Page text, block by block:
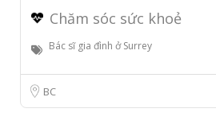
Chăm sóc sức khoẻ
Bác sĩ gia đình ở Surrey
BC